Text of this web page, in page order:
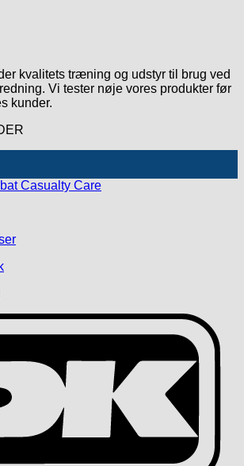
kvalitets træning og udstyr til brug ved
Vi tester nøje vores produkter før
kunder.
Casualty Care